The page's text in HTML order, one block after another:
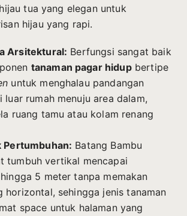
tua yang elegan untuk
hijau yang rapi.
Arsitektural: Berfungsi sangat baik
tanaman pagar hidupbertipe
untuk menghalau pandangan
luar rumah menuju area dalam,
ruang tamu atau kolam renang
Batang Bambu
tumbuh vertikal mencapai
5 meter tanpa memakan
horizontal, sehingga jenis tanaman
space untuk halaman yang